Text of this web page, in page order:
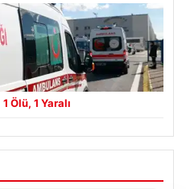
Ölü, 1 Yaralı